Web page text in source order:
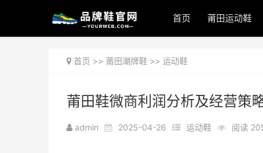
首页 莆田运动鞋
首页 >> 莆田潮牌鞋 >> 运动鞋
莆田鞋微商利润分析及经营策
admin 2025-04-26 运动鞋 阅读